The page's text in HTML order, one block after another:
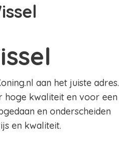
aan het juiste adres.
hoge kwaliteit en voor een
en onderscheiden
en kwaliteit.